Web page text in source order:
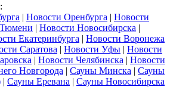
| Новости Оренбурга | Новости
| Новости Новосибирска |
Екатеринбурга | Новости Воронежа
Саратова | Новости Уфы | Новости
| Новости Челябинска | Новости
Новгорода | Сауны Минска | Сауны
| Сауны Еревана | Сауны Новосибирска